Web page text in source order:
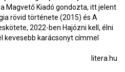
Magvető Kiadó gondozta, itt jelent
rövid története (2015) és A
2022-ben Hajózni kell, élni
kevesebb karácsonyt címmel
litera.hu